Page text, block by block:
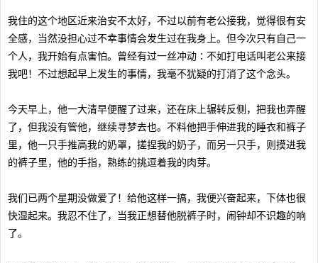
我住的这个地区近来治安不太好，不过以前有老公接我，觉得很有安
全感，当然没担心过不幸事情会发生过在我身上。但今次只有自己一
个人，我开始有点害怕。曾经有过一丝冲动∶不如打电话叫老公来接
我吧！不过想起早上发生的事情，我毫不犹疑的打消了这个念头。
今天早上，他一大清早便醒了过来，还在床上辗转反侧，把我也弄醒
了，但我没有管他，继续寻梦去也。不料他把手伸进我的睡衣和裤子
里，他一只手推高我的奶罩，搓捏我的奶子，而另一只手，则摸进我
的裤子里，他的手指，熟练的挑逗着我的肉芽。
我们已两个星期没做爱了！给他这样一搞，我便兴奋起来，下体也很
快湿起来。我忍不住了，当我正想替他脱裤子时，闹钟却不识趣的响
了。